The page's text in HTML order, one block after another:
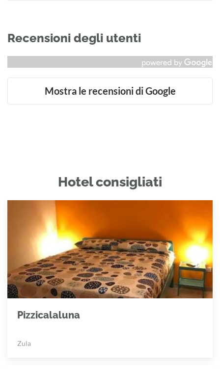
Recensioni degli utenti
Mostra le recensioni di Google
Hotel consigliati
Pizzicalaluna
Zula